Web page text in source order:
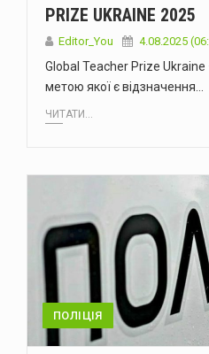
PRIZE UKRAINE 2025
Editor_You 4.08.2025
Global Teacher Prize
метою якої є відзначення…
ЧИТАТИ...
ПОЛІЦІЯ